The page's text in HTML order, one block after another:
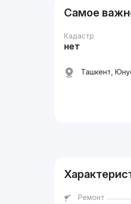
Самое
Кадастр
нет
Ташкент,
Ремонт